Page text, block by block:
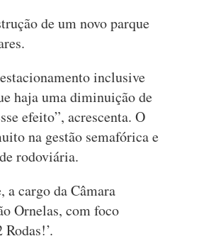
de um novo parque
inclusive
haja uma diminuição de
efeito”, acrescenta. O
na gestão semafórica e
rodoviária.
cargo da Câmara
Ornelas, com foco